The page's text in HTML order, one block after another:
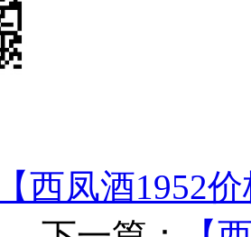
【西凤酒1952